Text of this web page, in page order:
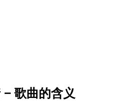
歌曲的含义